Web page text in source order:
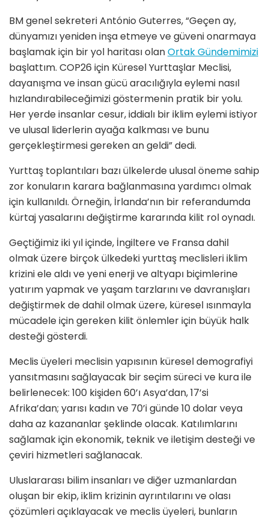
BM genel sekreteri António Guterres, “Geçen ay,
dünyamızı yeniden inşa etmeye ve güveni onarmaya
başlamak için bir yol haritası olanOrtak Gündemimizi
başlattım. COP26 için Küresel Yurttaşlar Meclisi,
dayanışma ve insan gücü aracılığıyla eylemi nasıl
hızlandırabileceğimizi göstermenin pratik bir yolu.
Her yerde insanlar cesur, iddialı bir iklim eylemi istiyor
ve ulusal liderlerin ayağa kalkması ve bunu
gerçekleştirmesi gereken an geldi” dedi.
Yurttaş toplantıları bazı ülkelerde ulusal öneme sahip
zor konuların karara bağlanmasına yardımcı olmak
için kullanıldı. Örneğin, İrlanda’nın bir referandumda
kürtaj yasalarını değiştirme kararında kilit rol oynadı.
Geçtiğimiz iki yıl içinde, İngiltere ve Fransa dahil
olmak üzere birçok ülkedeki yurttaş meclisleri iklim
krizini ele aldı ve yeni enerji ve altyapı biçimlerine
yatırım yapmak ve yaşam tarzlarını ve davranışları
değiştirmek de dahil olmak üzere, küresel ısınmayla
mücadele için gereken kilit önlemler için büyük halk
desteği gösterdi.
Meclis üyeleri meclisin yapısının küresel demografiyi
yansıtmasını sağlayacak bir seçim süreci ve kura ile
belirlenecek: 100 kişiden 60’ı Asya’dan, 17’si
Afrika’dan; yarısı kadın ve 70’i günde 10 dolar veya
daha az kazananlar şeklinde olacak. Katılımlarını
sağlamak için ekonomik, teknik ve iletişim desteği ve
çeviri hizmetleri sağlanacak.
Uluslararası bilim insanları ve diğer uzmanlardan
oluşan bir ekip, iklim krizinin ayrıntılarını ve olası
çözümleri açıklayacak ve meclis üyeleri, bunların